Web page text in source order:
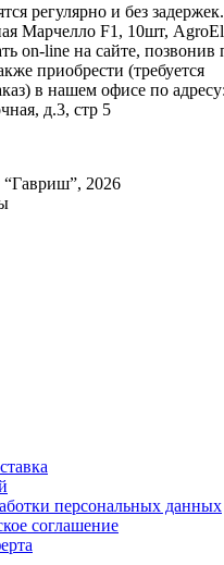
регулярно и без
Марчелло F1, 10шт,
on-line на сайте, позвонив
приобрести (требуется
в нашем офисе по
д.3, стр 5
2026
персональных данных
соглашение